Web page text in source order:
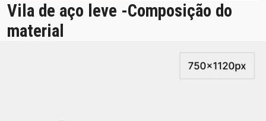
Vila de aço leve -Composição do
material